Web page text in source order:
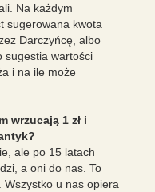
Na każdym
sugerowana kwota
Darczyńcę, albo
sugestia wartości
i na ile może
wrzucają 1 zł i
ale po 15 latach
a oni do nas. To
Wszystko u nas opiera